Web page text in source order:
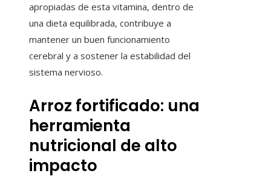
apropiadas de esta vitamina, dentro de
una dieta equilibrada, contribuye a
mantener un buen funcionamiento
cerebral y a sostener la estabilidad del
sistema nervioso.
Arroz fortificado: una
herramienta
nutricional de alto
impacto